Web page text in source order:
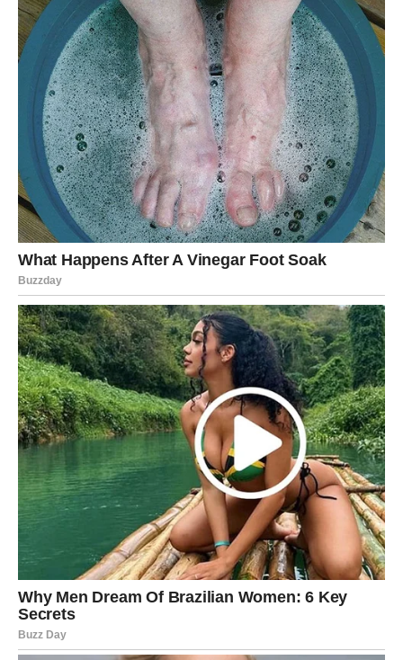
slobodni, velika je mogućnost da upoznate nekoga ko će
odmah privući vašu pažnju.
Zauzete Vodolije očekuju mnogo romantike i nežnosti.
Ribe
Ribe ulaze u dan ispunjen emocijama. Partner će vas
prijatno iznenaditi pažnjom, a slobodne Ribe imaju velike
šanse da upoznaju osobu sa kojom će odmah uspostaviti
posebnu povezanost.
Veče donosi mnogo lepih trenutaka i razloga za osmeh.
Nedelja donosi pregršt lepih emocija, iskrenih razgovora i
prilika da ljubav pokaže svoje najlepše lice. Mnogi će
shvatiti koliko su sitni gestovi važni, dok će pojedini
upravo danas započeti priču koja bi mogla da traje veoma
dugo. Ovo je dan u kojem srce lako pronalazi put do
onoga što mu je zaista važno.